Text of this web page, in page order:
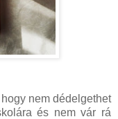
nem dédelgethet
és nem vár rá